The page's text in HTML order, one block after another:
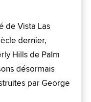
de Vista Las
dernier,
Hills de Palm
désormais
par George